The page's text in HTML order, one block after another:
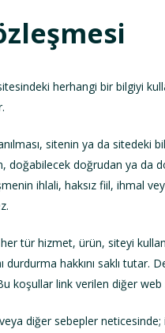
herhangi bir bilgiyi
sitenin ya da sitedeki
doğrudan ya da
ihlali, haksız fiil, ihmal
tür hizmet, ürün, siteyi
hakkını saklı tutar.
koşullar link verilen diğer
diğer sebepler